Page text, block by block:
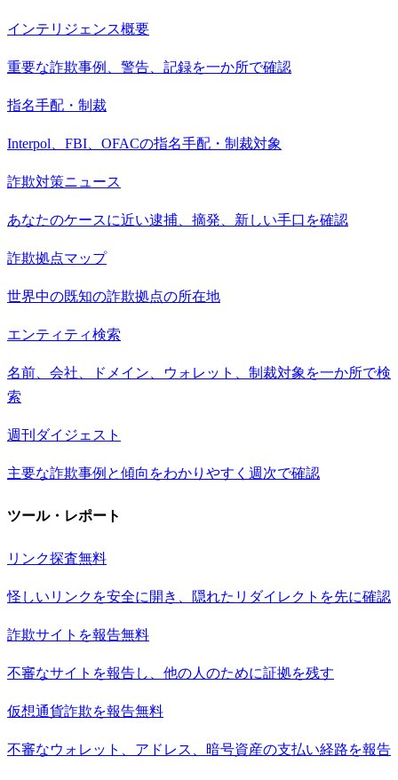
インテリジェンス概要
重要な詐欺事例、警告、記録を一か所で確認
指名手配・制裁
Interpol、FBI、OFACの指名手配・制裁対象
詐欺対策ニュース
あなたのケースに近い逮捕、摘発、新しい手口を確認
詐欺拠点マップ
世界中の既知の詐欺拠点の所在地
エンティティ検索
名前、会社、ドメイン、ウォレット、制裁対象を一か所で検
索
週刊ダイジェスト
主要な詐欺事例と傾向をわかりやすく週次で確認
ツール・レポート
リンク探査無料
怪しいリンクを安全に開き、隠れたリダイレクトを先に確認
詐欺サイトを報告無料
不審なサイトを報告し、他の人のために証拠を残す
仮想通貨詐欺を報告無料
不審なウォレット、アドレス、暗号資産の支払い経路を報告